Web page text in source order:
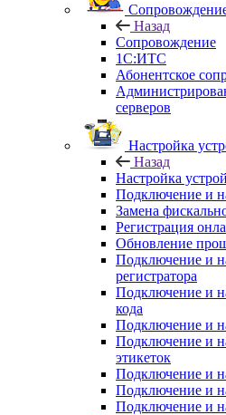
Назад
Сопровождение
1C:ИТС
Абонентское
серверов
Настройка
Назад
Настройка
Подключение и
Замена
Регистрация
Обновление
Подключение и
регистратора
Подключение и
кода
Подключение и
Подключение и
этикеток
Подключение и
Подключение и
Подключение и